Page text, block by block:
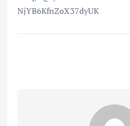
NjYB6KfnZoX37dyUK